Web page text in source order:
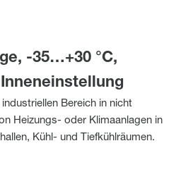
-35…+30 °C,
Bereich in nicht
Heizungs- oder Klimaanlagen in
Kühl- und Tiefkühlräumen.